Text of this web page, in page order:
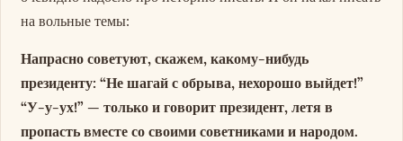
на вольные темы:
Напрасно советуют, скажем, какому-нибудь
президенту: “Не шагай с обрыва, нехорошо выйдет!”
“У-у-ух!” — только и говорит президент, летя в
пропасть вместе со своими советниками и народом.